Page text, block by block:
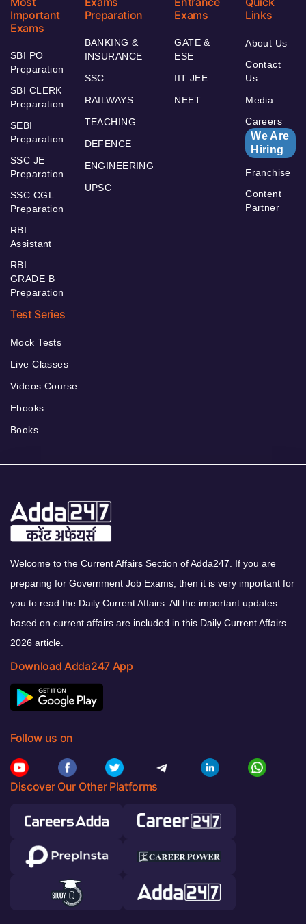
Important
Exams
SBI PO
Preparation
SBI CLERK
Preparation
SEBI
Preparation
SSC JE
Preparation
SSC CGL
Preparation
RBI
Assistant
RBI
GRADE B
Preparation
Preparation
BANKING &
INSURANCE
SSC
RAILWAYS
TEACHING
DEFENCE
ENGINEERING
UPSC
Exams
GATE &
ESE
IIT JEE
NEET
Links
About Us
Contact
Us
Media
Careers
We Are
Hiring
Franchise
Content
Partner
Test Series
Mock Tests
Live Classes
Videos Course
Ebooks
Books
Welcome to the Current Affairs Section of Adda247. If you are
preparing for Government Job Exams, then it is very important for
you to read the Daily Current Affairs. All the important updates
based on current affairs are included in this Daily Current Affairs
2026 article.
Download Adda247 App
Follow us on
Discover Our Other Platforms